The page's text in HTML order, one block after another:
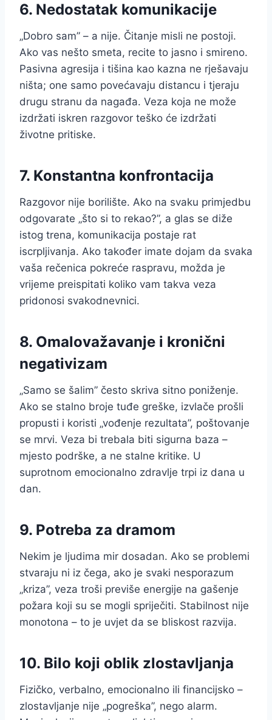
6. Nedostatak komunikacije
„Dobro sam” – a nije. Čitanje misli ne postoji.
Ako vas nešto smeta, recite to jasno i smireno.
Pasivna agresija i tišina kao kazna ne rješavaju
ništa; one samo povećavaju distancu i tjeraju
drugu stranu da nagađa. Veza koja ne može
izdržati iskren razgovor teško će izdržati
životne pritiske.
7. Konstantna konfrontacija
Razgovor nije borilište. Ako na svaku primjedbu
odgovarate „što si to rekao?”, a glas se diže
istog trena, komunikacija postaje rat
iscrpljivanja. Ako također imate dojam da svaka
vaša rečenica pokreće raspravu, možda je
vrijeme preispitati koliko vam takva veza
pridonosi svakodnevnici.
8. Omalovažavanje i kronični
negativizam
„Samo se šalim” često skriva sitno poniženje.
Ako se stalno broje tuđe greške, izvlače prošli
propusti i koristi „vođenje rezultata”, poštovanje
se mrvi. Veza bi trebala biti sigurna baza –
mjesto podrške, a ne stalne kritike. U
suprotnom emocionalno zdravlje trpi iz dana u
dan.
9. Potreba za dramom
Nekim je ljudima mir dosadan. Ako se problemi
stvaraju ni iz čega, ako je svaki nesporazum
„kriza”, veza troši previše energije na gašenje
požara koji su se mogli spriječiti. Stabilnost nije
monotona – to je uvjet da se bliskost razvija.
10. Bilo koji oblik zlostavljanja
Fizičko, verbalno, emocionalno ili financijsko –
zlostavljanje nije „pogreška”, nego alarm.